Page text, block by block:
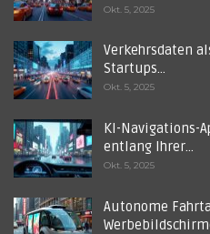
Okt. 5, 2025
Verkehrsdaten
Startups…
Okt. 5, 2025
KI-Navigations-
entlang Ihrer…
Okt. 5, 2025
Autonome